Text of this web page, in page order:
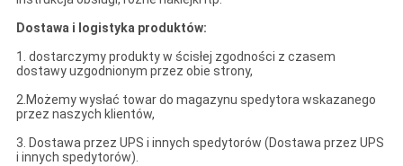
Dostawa i logistyka produktów:
1. dostarczymy produkty w ścisłej zgodności z czasem
dostawy uzgodnionym przez obie strony,
2.Możemy wysłać towar do magazynu spedytora wskazanego
przez naszych klientów,
3. Dostawa przez UPS i innych spedytorów (Dostawa przez UPS
i innych spedytorów).